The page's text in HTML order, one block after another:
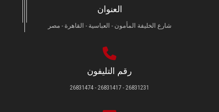
العنوان
شارع الخليفة المأمون - العباسية - القاهرة - مصر
رقم التليفون
26831231 - 26831417 - 26831474